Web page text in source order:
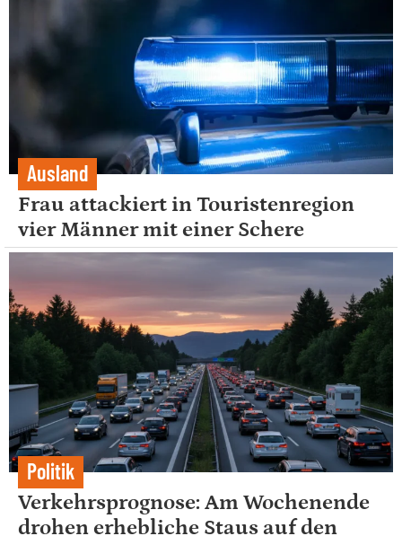
Ausland
Frau attackiert in Touristenregion
vier Männer mit einer Schere
Politik
Verkehrsprognose: Am Wochenende
drohen erhebliche Staus auf den